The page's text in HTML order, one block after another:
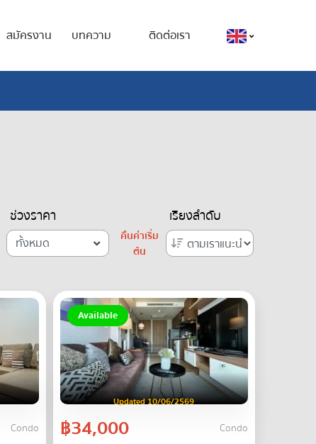
สมัครงาน บทความ ติดต่อเรา
ช่วงราคา
ทั้งหมด
คืนค่าเริ่ม
ต้น
เรียงลำดับ
Condo
Available
Updated 10/06/2569
฿34,000 Condo